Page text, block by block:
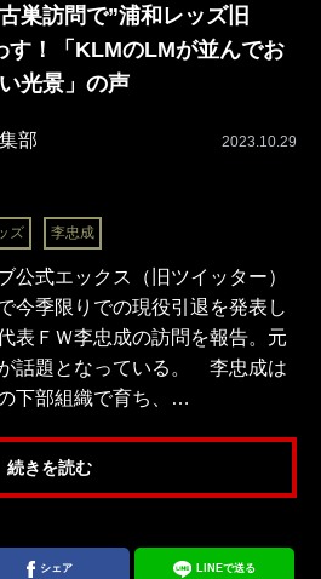
巣訪問で”浦和レッズ旧
す！「KLMのLMが並んでお
光景」の声
部 2023.10.29
ズ 李忠成
公式エックス（旧ツイッター）
今季限りでの現役引退を発表し
表ＦＷ李忠成の訪問を報告。元
話題となっている。 李忠成は
下部組織で育ち、…
続きを読む
シェア LINEで送る